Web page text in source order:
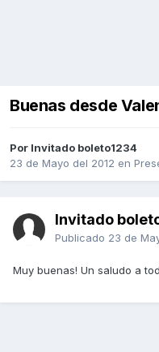
Buenas desde
Por Invitado boleto1234
23 de Mayo del 2012 en
Invitado
Publicado 23 de
Muy buenas! Un saludo a